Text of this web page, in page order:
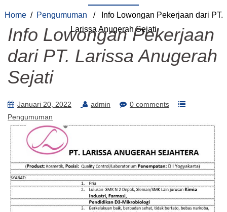
Home/ Pengumuman / Info Lowongan Pekerjaan dari PT.
Larissa Anugerah Sejati
Info Lowongan Pekerjaan
dari PT. Larissa Anugerah
Sejati
Januari 20, 2022 admin
0 comments
Pengumuman